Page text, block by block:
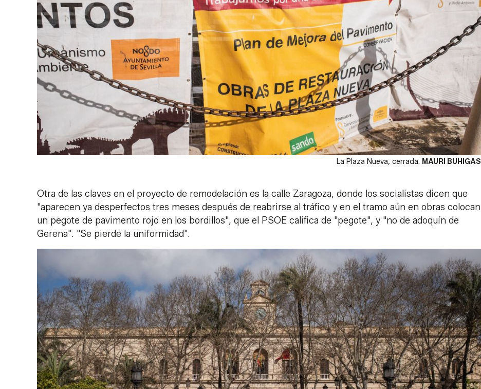
La Plaza Nueva, cerrada. MAURI BUHIGAS
Otra de las claves en el proyecto de remodelación es la calle Zaragoza, donde los socialistas dicen que
"aparecen ya desperfectos tres meses después de reabrirse al tráfico y en el tramo aún en obras colocan
un pegote de pavimento rojo en los bordillos", que el PSOE califica de "pegote", y "no de adoquín de
Gerena". "Se pierde la uniformidad".